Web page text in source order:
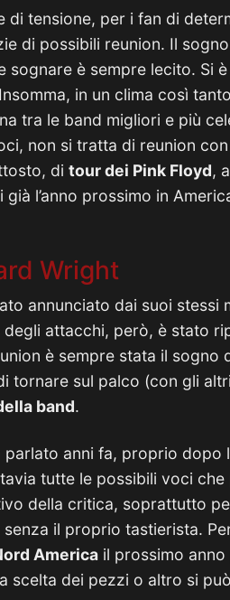
di tensione, per i fan di
di possibili reunion. Il
sognare è sempre lecito. Si
in un clima così
tra le band migliori e più
non si tratta di reunion
di tour dei Pink Floyd,
già l’anno prossimo in
Wright
annunciato dai suoi stessi
attacchi, però, è stato
è sempre stata il sogno
tornare sul palco (con gli
band.
anni fa, proprio dopo
tutte le possibili voci
della critica, soprattutto
il proprio tastierista.
America il prossimo
scelta dei pezzi o altro si